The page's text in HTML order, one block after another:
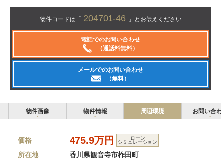
物件コードは「 204701-46 」とお伝えください
電話でのお問い合わせ
（通話料無料）
メールでのお問い合わせ
（無料）
物件画像 物件情報 周辺環境 お問い合
価格 475.9万円 ローン
シミュレーション
所在地 香川県観音寺市柞田町